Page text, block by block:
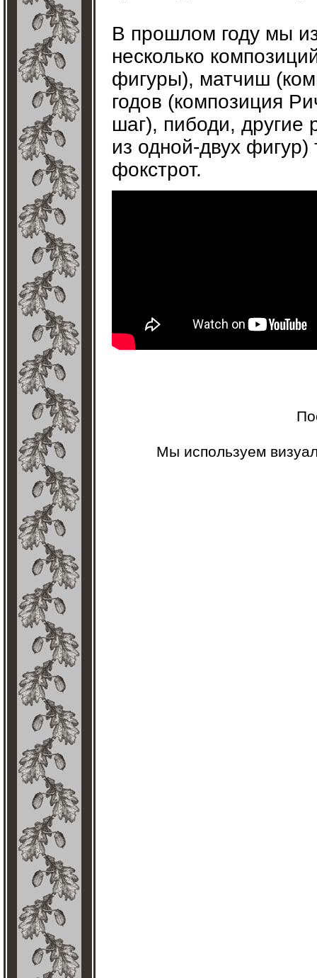
В прошлом году мы
несколько
фигуры), матчиш
годов (композиция
шаг), пибоди, другие
из одной-двух фигур)
фокстрот.
Мы используем